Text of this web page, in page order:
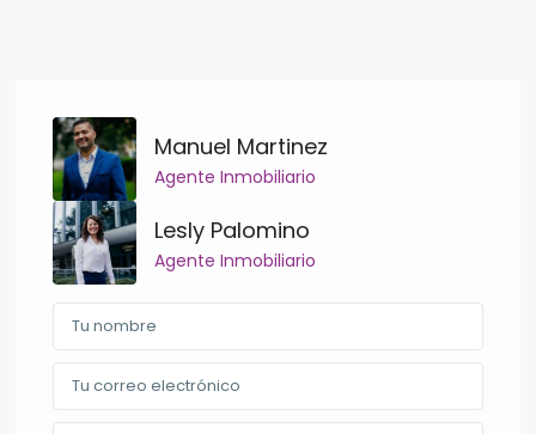
Manuel Martinez
Agente Inmobiliario
Lesly Palomino
Agente Inmobiliario